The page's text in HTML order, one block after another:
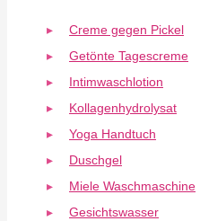
Creme gegen Pickel
Getönte Tagescreme
Intimwaschlotion
Kollagenhydrolysat
Yoga Handtuch
Duschgel
Miele Waschmaschine
Gesichtswasser